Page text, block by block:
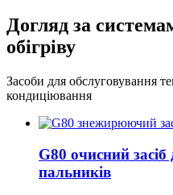
Догляд за
обігріву
Засоби для обслуговування
кондиціювання
G80 очисний
пальників